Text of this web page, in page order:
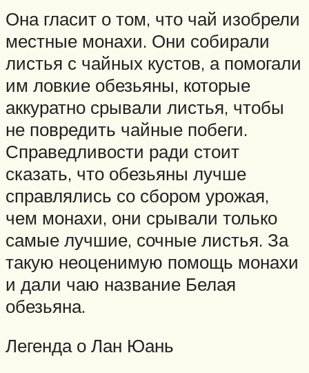
Она гласит о том, что чай изобрели
местные монахи. Они собирали
листья с чайных кустов, а помогали
им ловкие обезьяны, которые
аккуратно срывали листья, чтобы
не повредить чайные побеги.
Справедливости ради стоит
сказать, что обезьяны лучше
справлялись со сбором урожая,
чем монахи, они срывали только
самые лучшие, сочные листья. За
такую неоценимую помощь монахи
и дали чаю название Белая
обезьяна.
Легенда о Лан Юань